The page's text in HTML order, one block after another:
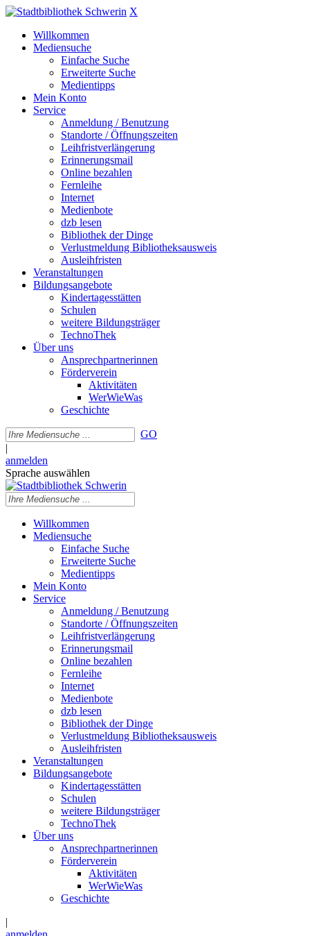
X
Willkommen
Mediensuche
Einfache Suche
Erweiterte Suche
Medientipps
Mein Konto
Service
Anmeldung / Benutzung
Standorte / Öffnungszeiten
Leihfristverlängerung
Erinnerungsmail
Online bezahlen
Fernleihe
Internet
Medienbote
dzb lesen
Bibliothek der Dinge
Verlustmeldung Bibliotheksausweis
Ausleihfristen
Veranstaltungen
Bildungsangebote
Kindertagesstätten
Schulen
weitere Bildungsträger
TechnoThek
Über uns
Ansprechpartnerinnen
Förderverein
Aktivitäten
WerWieWas
Geschichte
GO
|
anmelden
Sprache auswählen
Willkommen
Mediensuche
Einfache Suche
Erweiterte Suche
Medientipps
Mein Konto
Service
Anmeldung / Benutzung
Standorte / Öffnungszeiten
Leihfristverlängerung
Erinnerungsmail
Online bezahlen
Fernleihe
Internet
Medienbote
dzb lesen
Bibliothek der Dinge
Verlustmeldung Bibliotheksausweis
Ausleihfristen
Veranstaltungen
Bildungsangebote
Kindertagesstätten
Schulen
weitere Bildungsträger
TechnoThek
Über uns
Ansprechpartnerinnen
Förderverein
Aktivitäten
WerWieWas
Geschichte
|